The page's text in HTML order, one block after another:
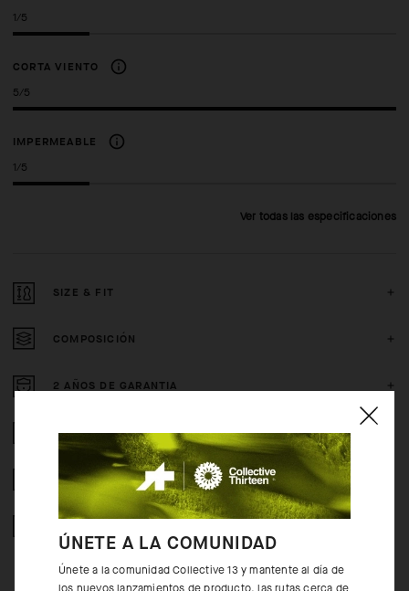
1/5
CORTA VIENTO
5/5
IMPERMEABLE
1/5
Ver todas las especificaciones
SIZE & FIT
COMPOSICIÓN
2 AÑOS DE GARANTIA
CRASH POLICY
DEVOLUCION GRATUITOS
ÚNETE A LA COMUNIDAD
Únete a la comunidad Collective 13 y mantente al día de